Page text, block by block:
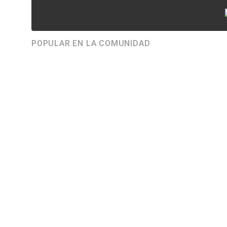
POPULAR EN LA COMUNIDAD